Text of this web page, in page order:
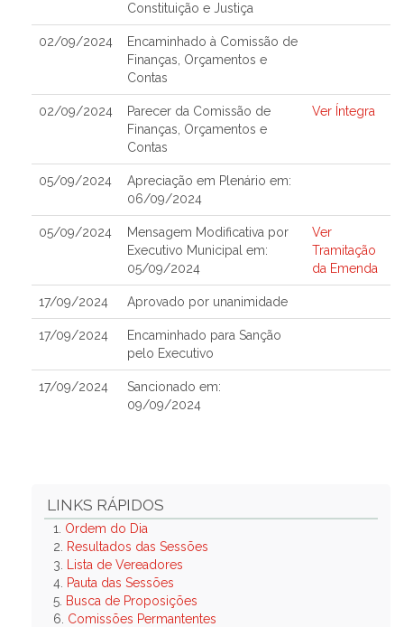
Constituição e Justiça
02/09/2024
Encaminhado à Comissão de
Finanças, Orçamentos e
Contas
02/09/2024
Parecer da Comissão de
Finanças, Orçamentos e
Contas
Ver Íntegra
05/09/2024
Apreciação em Plenário em:
06/09/2024
05/09/2024
Mensagem Modificativa por
Executivo Municipal em:
05/09/2024
Ver
Tramitação
da Emenda
17/09/2024 Aprovado por unanimidade
17/09/2024
Encaminhado para Sanção
pelo Executivo
17/09/2024
Sancionado em:
09/09/2024
LINKS RÁPIDOS
1. Ordem do Dia
2.
Resultados das Sessões
3.
Lista de Vereadores
4. Pauta das Sessões
5. Busca de Proposições
6. Comissões Permantentes